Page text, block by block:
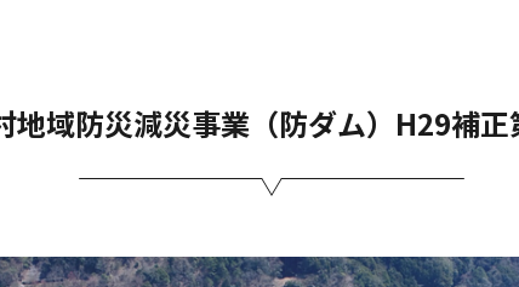
地域防災減災事業（防ダム）H29補